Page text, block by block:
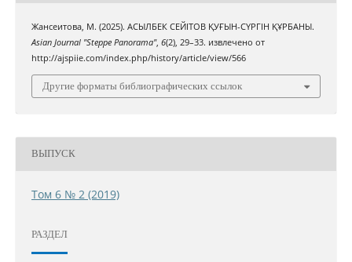
Жансеитова, М. (2025). АСЫЛБЕК СЕЙІТОВ ҚУҒЫН-СҮРГІН ҚҰРБАНЫ.
Asian Journal "Steppe Panorama", 6(2), 29–33. извлечено от
http://ajspiie.com/index.php/history/article/view/566
Другие форматы библиографических ссылок
ВЫПУСК
Том 6 № 2 (2019)
РАЗДЕЛ